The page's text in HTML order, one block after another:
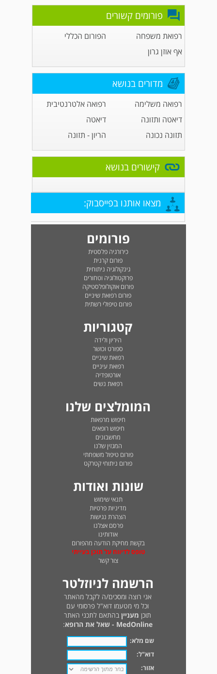
פורומים קשורים
רפואת משפחה
הפורום הכללי
אף אוזן גרון
מדורים בנושא
רפואה משלימה
רפואה אלטרנטיבית
דיאטה ותזונה
דיאטה
תזונה נכונה
הריון - תזונה
קישורים בנושא
מצאו אותנו בפייסבוק:
פורומים
כירורגיה פלסטית
פורום קרנית
גינקולוגיה ניתוחית
פרוקטולוגיה וטחורים
פורום אוקולופלסטיקה
פורום רפואת שיניים
פורום טיפולי רשתית
קטגוריות
היריון ולידה
ספורט וכושר
רפואת שיניים
רפואת עיניים
אורטופדיה
רפואת נשים
המומלצים שלנו
חיפוש מרפאות
חיפוש רופאים
מחשבונים
המגזין שלנו
פורום טיפול משפחתי
פורום ניתוחי קטרקט
שונות ואודות
תנאי שימוש
מדיניות פרטיות
הצהרת נגישות
פרסם אצלנו
אודותינו
בקשת מחיקת הודעה מהפורום
טופס לדיווח על תוכן בעייתי
צור קשר
הרשמה לניוזלטר
אני רוצה ומסכים/ה לקבל מהאתר
וכל מי מטעמו דוא"ל פרסומי עם
תוכן מעניין בהתאם לתכני האתר
MedOnline - שאל את הרופא
:
שם מלא:
דוא"ל:
אזור: